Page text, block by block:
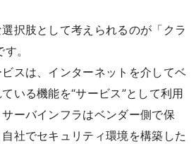
択肢として考えられるのが「クラ
。
スは、インターネットを介してベ
いる機能を“サービス”として利用
ーバインフラはベンダー側で保
社でセキュリティ環境を構築した